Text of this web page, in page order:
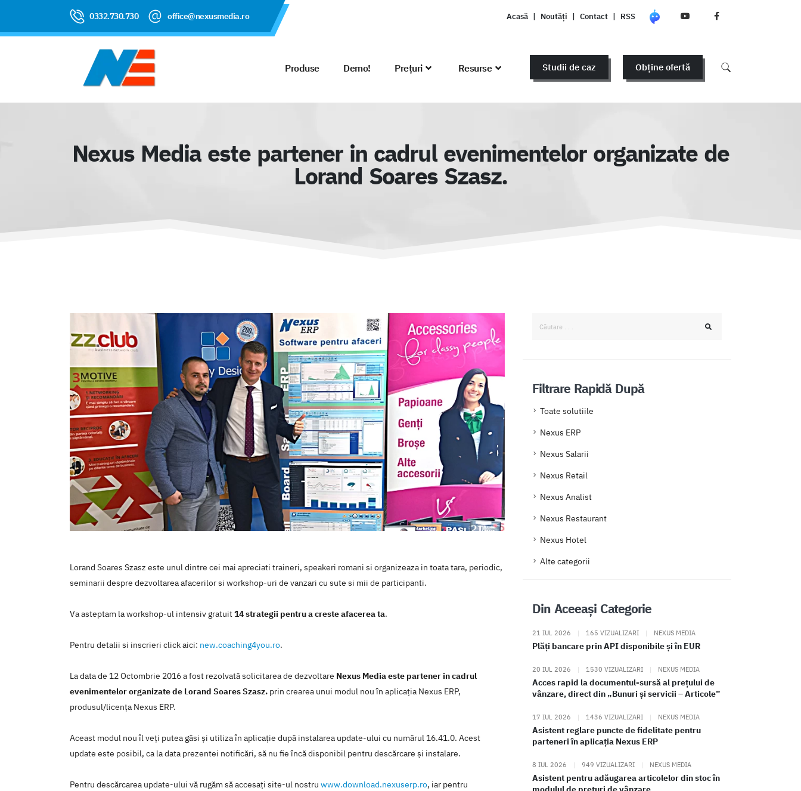
0332.730.730 office@nexusmedia.ro Acasă | Noutăți | Contact | RSS
Produse Demo! Prețuri Resurse Studii de caz Obține ofertă
Nexus Media este partener in cadrul evenimentelor organizate de
Lorand Soares Szasz.
Lorand Soares Szasz este unul dintre cei mai apreciati traineri, speakeri romani si organizeaza in toata tara, periodic,
seminarii despre dezvoltarea afacerilor si workshop-uri de vanzari cu sute si mii de participanti.
Va asteptam la workshop-ul intensiv gratuit14 strategii pentru a creste afacerea ta.
Pentru detalii si inscrieri click aici: new.coaching4you.ro.
La data de 12 Octombrie 2016 a fost rezolvată solicitarea de dezvoltare Nexus Media este partener in cadrul
evenimentelor organizate de Lorand Soares Szasz. prin crearea unui modul nou în aplicaţia Nexus ERP,
produsul/licenţa Nexus ERP.
Aceast modul nou îl veţi putea găsi şi utiliza în aplicaţie după instalarea update-ului cu numărul 16.41.0. Acest
update este posibil, ca la data prezentei notificări, să nu fie încă disponibil pentru descărcare şi instalare.
Pentru descărcarea update-ului vă rugăm să accesaţi site-ul nostru www.download.nexuserp.ro, iar pentru
Filtrare Rapidă După
Toate solutiile
Nexus ERP
Nexus Salarii
Nexus Retail
Nexus Analist
Nexus Restaurant
Nexus Hotel
Alte categorii
Din Aceeași Categorie
21 IUL 2026 | 165 VIZUALIZARI | NEXUS MEDIA
Plăți bancare prin API disponibile și în EUR
20 IUL 2026 | 1530 VIZUALIZARI | NEXUS MEDIA
Acces rapid la documentul-sursă al prețului de
vânzare, direct din „Bunuri și servicii – Articole”
17 IUL 2026 | 1436 VIZUALIZARI | NEXUS MEDIA
Asistent reglare puncte de fidelitate pentru
parteneri în aplicația Nexus ERP
8 IUL 2026 | 949 VIZUALIZARI | NEXUS MEDIA
Asistent pentru adăugarea articolelor din stoc în